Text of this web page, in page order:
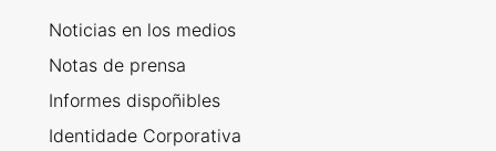
Noticias en los medios
Notas de prensa
Informes dispoñibles
Identidade Corporativa